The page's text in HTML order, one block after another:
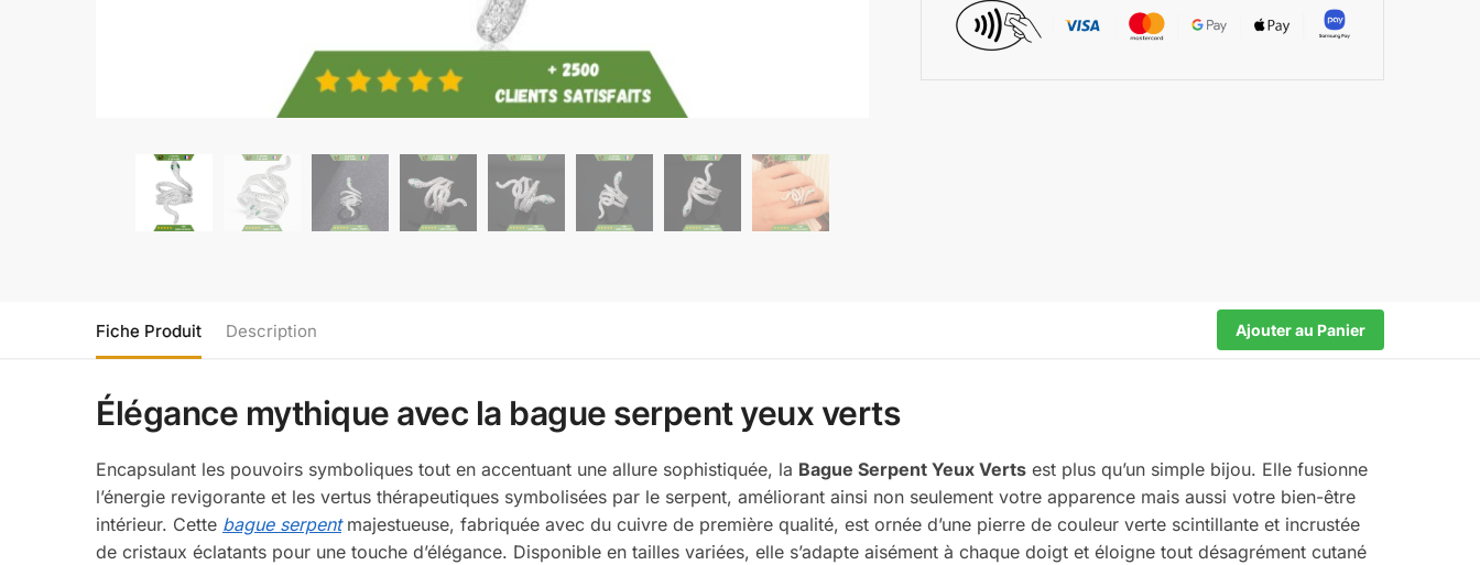
Fiche Produit Description Ajouter au Panier
Élégance mythique avec la bague serpent yeux verts
Encapsulant les pouvoirs symboliques tout en accentuant une allure sophistiquée, la Bague Serpent Yeux Verts est plus qu’un simple bijou. Elle fusionne
l’énergie revigorante et les vertus thérapeutiques symbolisées par le serpent, améliorant ainsi non seulement votre apparence mais aussi votre bien-être
intérieur. Cette bague serpentmajestueuse, fabriquée avec du cuivre de première qualité, est ornée d’une pierre de couleur verte scintillante et incrustée
de cristaux éclatants pour une touche d’élégance. Disponible en tailles variées, elle s’adapte aisément à chaque doigt et éloigne tout désagrément cutané